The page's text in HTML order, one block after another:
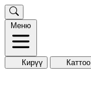
Меню
Кирүү Каттоо